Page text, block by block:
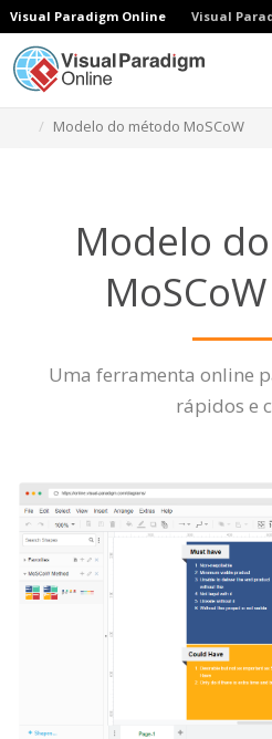
Visual Paradigm Online Visual
Modelo do método MoSCoW
Modelo
Uma ferramenta online
rápidos e